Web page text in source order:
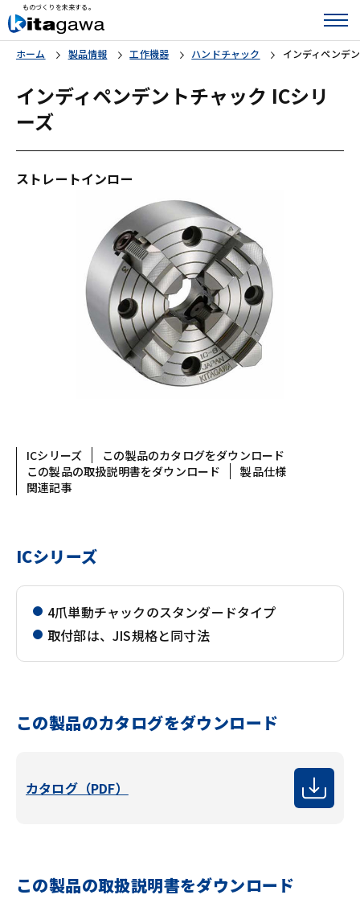
ものづくりを未来する。
ホーム 製品情報 工作機器 ハンドチャック インディペンデ
インディペンデントチャック ICシリ
ーズ
ストレートインロー
ICシリーズ
この製品のカタログをダウンロード
この製品の取扱説明書をダウンロード
製品仕様
関連記事
ICシリーズ
4爪単動チャックのスタンダードタイプ
取付部は、JIS規格と同寸法
この製品のカタログをダウンロード
カタログ（PDF）
この製品の取扱説明書をダウンロード